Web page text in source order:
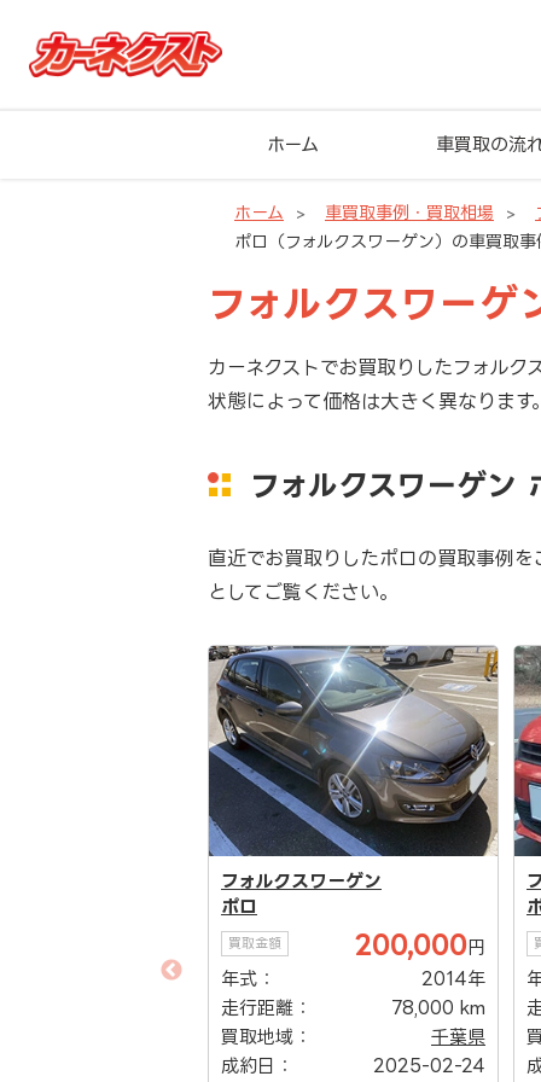
ホーム 車買取の流
ホーム 車買取事例・買取相場
ポロ（フォルクスワーゲン）の車買取
フォルクスワー
カーネクストでお買取りしたフォル
状態によって価格は大きく異なりま
フォルクスワーゲン
直近でお買取りしたポロの買取事例
としてご覧ください。
フォルクスワーゲン
ポロ
買取金額 200,000円
年式：
2014年
走行距離：
78,000 km
買取地域：
千葉県
成約日：
2025-02-24